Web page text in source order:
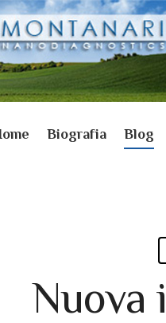
Biografia Blog
Nuova